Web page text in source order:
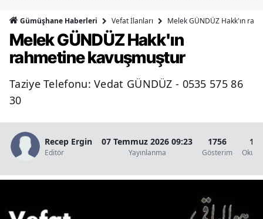
Bingöl
Bitlis
Bolu
Çanakkale
Çankırı
Gümüşhane Haberleri Vefat İlanları Melek GÜNDÜZ Hakk'ın
Melek GÜNDÜZ Hakk'ın
rahmetine kavuşmuştur
Taziye Telefonu: Vedat GÜNDÜZ - 0535 575 86
30
Recep Ergin
Editör
07 Temmuz 2026 09:23
Yayınlanma
1756
Gösterim
1